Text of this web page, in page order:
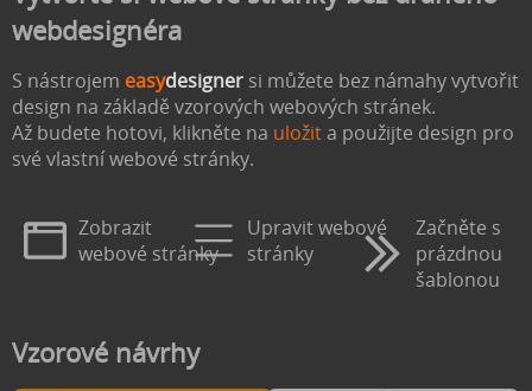
webdesignéra
S nástrojem easydesigner si můžete bez námahy vytvořit
design na základě vzorových webových stránek.
Až budete hotovi, klikněte na uložita použijte design pro
své vlastní webové stránky.
Zobrazit
webové stránky
Upravit webové
stránky
Začněte s
prázdnou
šablonou
Vzorové návrhy